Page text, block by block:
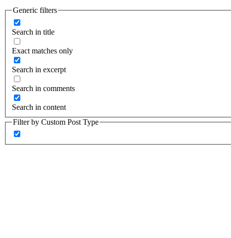
Generic filters
Search in title
Exact matches only
Search in excerpt
Search in comments
Search in content
Filter by Custom Post Type